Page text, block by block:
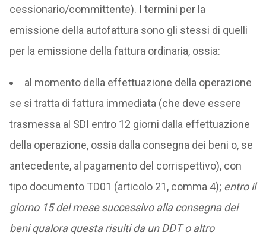
cessionario/committente). I termini per la
emissione della autofattura sono gli stessi di quelli
per la emissione della fattura ordinaria, ossia:
al momento della effettuazione della operazione
se si tratta di fattura immediata (che deve essere
trasmessa al SDI entro 12 giorni dalla effettuazione
della operazione, ossia dalla consegna dei beni o, se
antecedente, al pagamento del corrispettivo), con
tipo documento TD01 (articolo 21, comma 4); entro il
giorno 15 del mese successivo alla consegna dei
beni qualora questa risulti da un DDT o altro